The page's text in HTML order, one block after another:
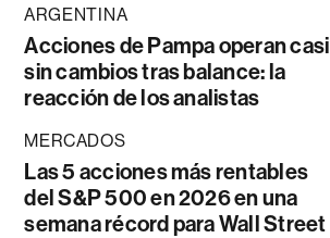
ARGENTINA
Acciones de Pampa operan casi
sin cambios tras balance: la
reacción de los analistas
MERCADOS
Las 5 acciones más rentables
del S&P 500 en 2026 en una
semana récord para Wall Street